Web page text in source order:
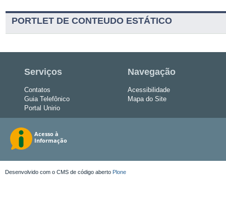
PORTLET DE CONTEUDO ESTÁTICO
Serviços
Contatos
Guia Telefônico
Portal Unirio
Navegação
Acessibilidade
Mapa do Site
Desenvolvido com o CMS de código aberto Plone